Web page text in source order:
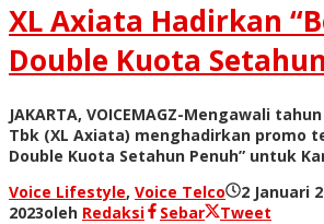
XL Axiata Hadirkan
Double Kuota
JAKARTA, VOICEMAGZ-Mengawali
Tbk (XL Axiata) menghadirkan promo
Double Kuota Setahun Penuh” untuk
Voice Lifestyle, Voice Telco 2 Januari
2023oleh Redaksi Sebar
Tweet